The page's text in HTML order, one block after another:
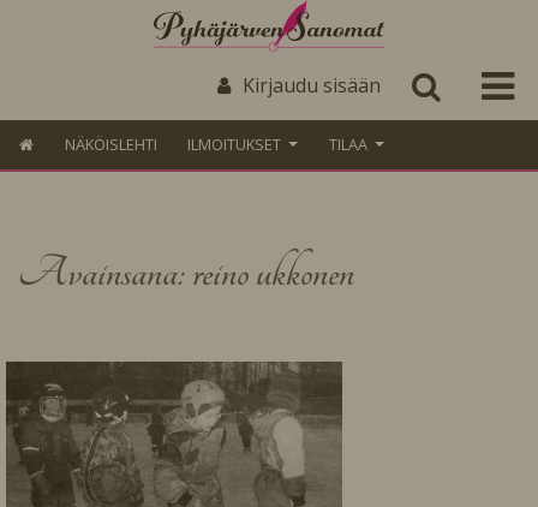
Kirjaudu sisään
NÄKÖISLEHTI ILMOITUKSET TILAA
Avainsana: reino ukkonen